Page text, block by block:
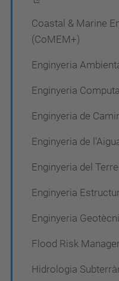
Coastal & Marine
(CoMEM+)
Enginyeria
Enginyeria
Enginyeria de
Enginyeria de
Enginyeria del
Enginyeria
Enginyeria
Flood Risk
Hidrologia